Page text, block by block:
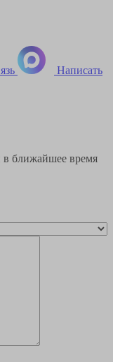
Написать
ближайшее время